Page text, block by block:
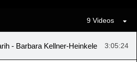
9 Videos
- Barbara Kellner-Heinkele 3:05:24